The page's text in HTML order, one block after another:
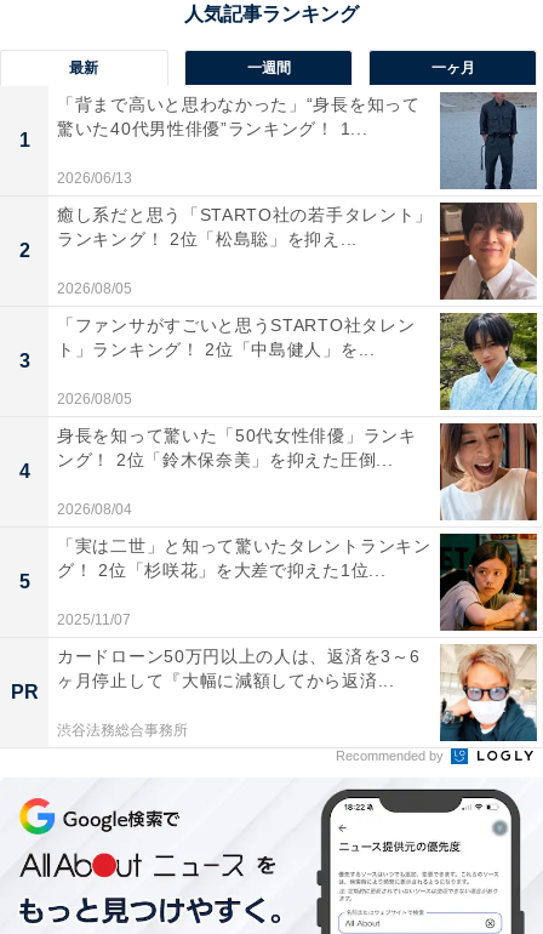
る、まさに“北海道の食のショーケース”とも言える空港
です。空港内には「北海道ラーメン道場」や「スイー
ツ・アベニュー」、ジンギスカンや海鮮丼の専門店など
が軒を連ね、ラーメン、スープカレー、ソフトクリーム
など道内各地の名物を食べ歩き感覚で楽しめます。ま
た、人気ブランド「ロイズ」の店舗では限定スイーツや
見学施設も充実し、空港での滞在が旅の目的になるほど
の満足度。空港を利用しない地元客がわざわざ食事に訪
れるほどのグルメスポットとして、道内外から熱い支持
を集めています。
回答者からは「ラーメン道場、スープカレー、海鮮丼、
スイーツまで勢ぞろい。空港内で「北海道グルメ旅」が
完結するレベル。しかもどこも本格的でおいしい。待ち
時間が逆にご褒美タイムになる」(30代女性／秋田県)、
「北海道内のありとあらゆるものを食べることができる
から」(40代男性／北海道)、「新千歳空港は、グルメが
充実していてルタオやロイズ、松尾のジンギスカンや握
り寿司など人気のメニューが食べられます。他にもたく
さんのお店があり、食べ歩きもできるのがいいですね」
(40代女性／埼玉県)といった声が集まりました。
次ページ 4位までのランキング結果を見る
最新 一週間 一ヶ月
1
「背まで高いと思わなかった」“身長を知って
驚いた40代男性俳優”ランキング！ 1...
2026/06/13
2
癒し系だと思う「STARTO社の若手タレント」
ランキング！ 2位「松島聡」を抑え...
2026/08/05
3
「ファンサがすごいと思うSTARTO社タレン
ト」ランキング！ 2位「中島健人」を...
2026/08/05
4
身長を知って驚いた「50代女性俳優」ランキ
ング！ 2位「鈴木保奈美」を抑えた圧倒...
2026/08/04
5
「実は二世」と知って驚いたタレントランキン
グ！ 2位「杉咲花」を大差で抑えた1位...
2025/11/07
PR
カードローン50万円以上の人は、返済を3～6
ヶ月停止して『大幅に減額してから返済...
渋谷法務総合事務所
Recommended by